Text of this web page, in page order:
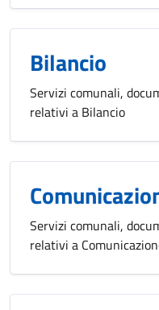
Bilancio
Servizi comunali,
relativi a Bilancio
Servizi comunali,
relativi a